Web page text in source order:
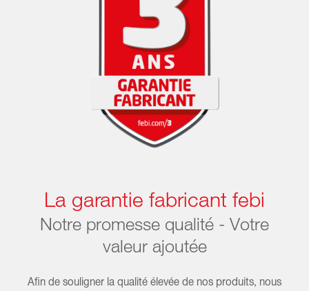
La garantie fabricant febi
Notre promesse qualité - Votre
valeur ajoutée
Afin de souligner la qualité élevée de nos produits, nous